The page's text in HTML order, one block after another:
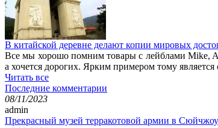
В китайской деревне делают копии мировых
Все мы хорошо помним товары с лейблами Mike,
а хочется дорогих. Ярким примером тому является
Читать все
Последние комментарии
08/11/2023
admin
Прекрасный музей терракотовой армии в